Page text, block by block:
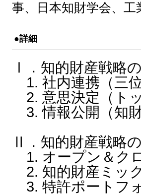
事、日本知財学会、
●詳細
Ⅰ．知的財産戦略
1. 社内連携（三位
2. 意思決定（ト
3. 情報公開（知
Ⅱ．知的財産戦略
1. オープン＆ク
2. 知的財産ミッ
3. 特許ポートフ